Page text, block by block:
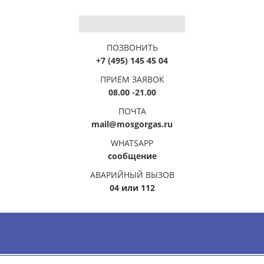
ПОЗВОНИТЬ
+7 (495) 145 45 04
ПРИЁМ ЗАЯВОК
08.00 -21.00
ПОЧТА
mail@mosgorgas.ru
WHATSAPP
сообщение
АВАРИЙНЫЙ ВЫЗОВ
04 или 112